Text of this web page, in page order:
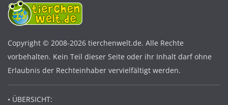
Copyright © 2008-2026 tierchenwelt.de. Alle Rechte
vorbehalten. Kein Teil dieser Seite oder ihr Inhalt darf ohne
Erlaubnis der Rechteinhaber vervielfältigt werden.
• ÜBERSICHT: